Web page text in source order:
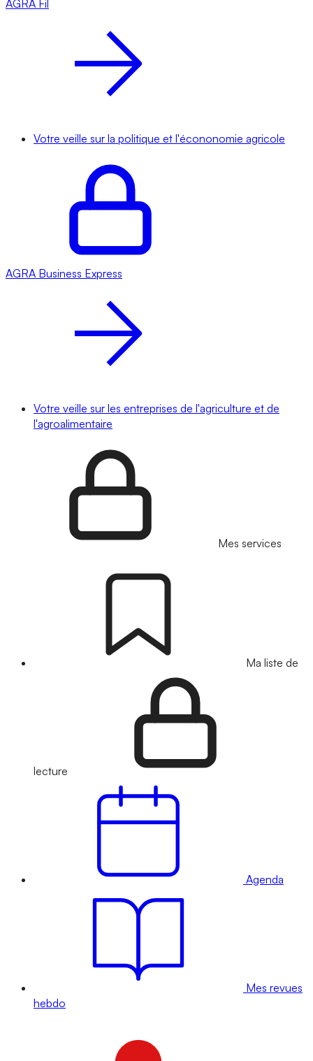
AGRA Fil
Votre veille sur la politique et l'écononomie agricole
AGRA Business Express
Votre veille sur les entreprises de l'agriculture et de
l'agroalimentaire
Mes services
Ma liste de
lecture
Agenda
Mes revues
hebdo